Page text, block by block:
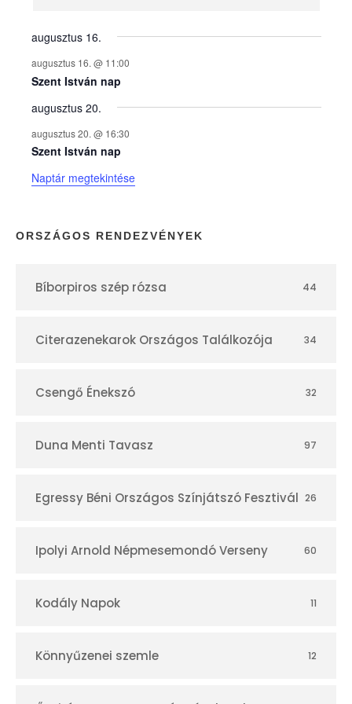
n
y
e
k
n
a
p
r
augusztus 16.
augusztus 16. @ 11:00
Szent István nap
augusztus 20.
augusztus 20. @ 16:30
Szent István nap
Naptár megtekintése
ORSZÁGOS RENDEZVÉNYEK
Bíborpiros szép rózsa 44
Citerazenekarok Országos Találkozója 34
Csengő Énekszó 32
Duna Menti Tavasz 97
Egressy Béni Országos Színjátszó Fesztivál 26
Ipolyi Arnold Népmesemondó Verseny 60
Kodály Napok 11
Könnyűzenei szemle 12